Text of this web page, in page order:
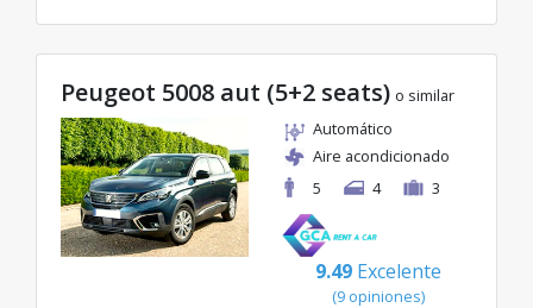
Peugeot 5008 aut (5+2 seats) o similar
Automático
Aire acondicionado
5
4 3
9.49 Excelente
(9 opiniones)